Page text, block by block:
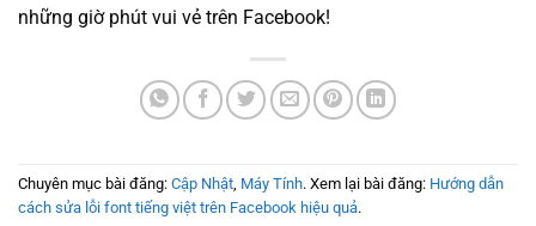
những giờ phút vui vẻ trên Facebook!
Chuyên mục bài đăng: Cập Nhật, Máy Tính. Xem lại bài đăng: Hướng dẫn
cách sửa lỗi font tiếng việt trên Facebook hiệu quả.